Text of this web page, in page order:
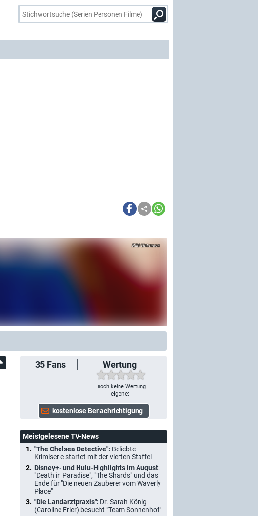
Unknown
35 Fans Wertung
noch keine Wertung
eigene: -
Meistgelesene TV-News
"The Chelsea Detective": Beliebte
Krimiserie startet mit der vierten Staffel
Disney+- und Hulu-Highlights im August:
"Death in Paradise", "The Shards" und das
Ende für "Die neuen Zauberer vom Waverly
Place"
"Die Landarztpraxis": Dr. Sarah König
(Caroline Frier) besucht "Team Sonnenhof"